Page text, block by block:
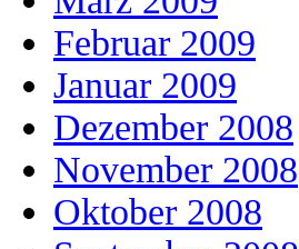
Februar 2009
Januar 2009
Dezember 2008
November 2008
Oktober 2008